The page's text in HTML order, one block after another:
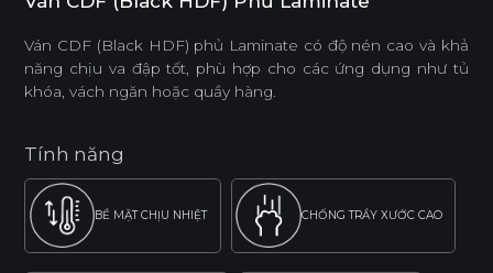
Ván CDF (Black HDF) phủ Laminate có độ nén cao và khả
năng chịu va đập tốt, phù hợp cho các ứng dụng như tủ
khóa, vách ngăn hoặc quầy hàng.
Tính năng
BỀ MẶT CHỊU NHIỆT CHỐNG TRẦY XƯỚC CAO